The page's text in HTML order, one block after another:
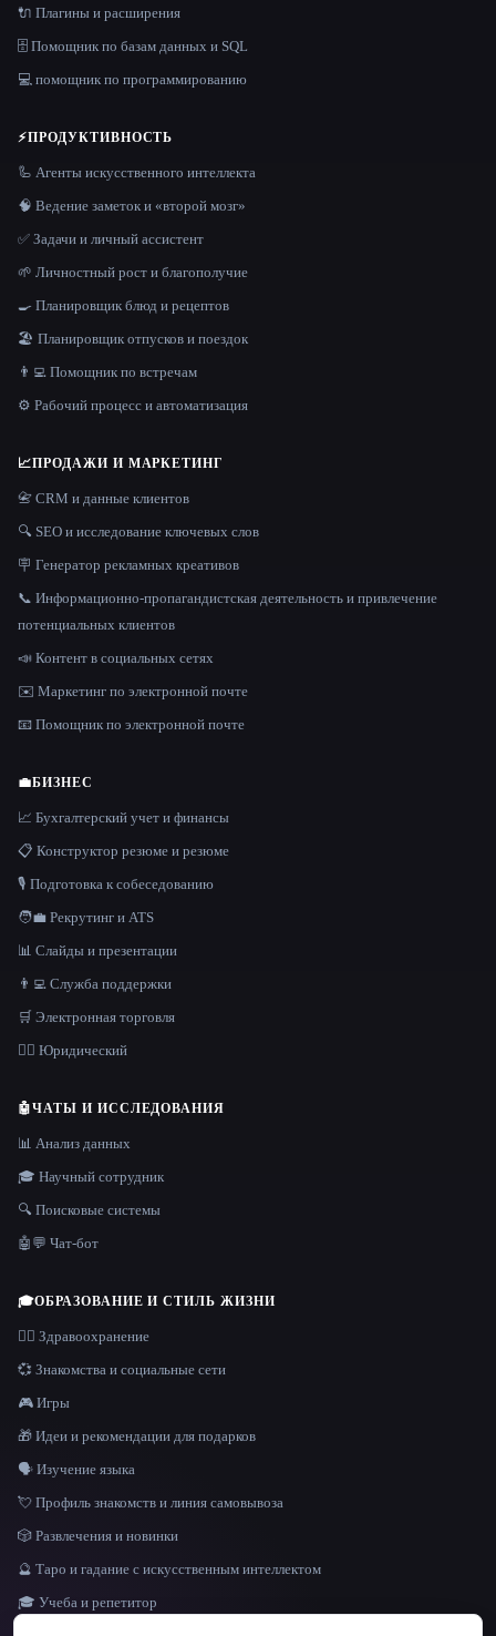
ЯЗЫК
🔌 Плагины и расширения
🗄️ Помощник по базам данных и SQL
💻 помощник по программированию
⚡ПРОДУКТИВНОСТЬ
🦾 Агенты искусственного интеллекта
🧠 Ведение заметок и «второй мозг»
✅ Задачи и личный ассистент
🌱 Личностный рост и благополучие
🍳 Планировщик блюд и рецептов
🏖 Планировщик отпусков и поездок
👨‍💻 Помощник по встречам
⚙️ Рабочий процесс и автоматизация
📈ПРОДАЖИ И МАРКЕТИНГ
📇 CRM и данные клиентов
🔍 SEO и исследование ключевых слов
🪧 Генератор рекламных креативов
📞 Информационно-пропагандистская деятельность и привлечение
потенциальных клиентов
📣 Контент в социальных сетях
✉️ Маркетинг по электронной почте
📧 Помощник по электронной почте
💼БИЗНЕС
📈 Бухгалтерский учет и финансы
📋 Конструктор резюме и резюме
🎙️ Подготовка к собеседованию
🧑‍💼 Рекрутинг и ATS
📊 Слайды и презентации
👨‍💻 Служба поддержки
🛒 Электронная торговля
👩‍⚖️ Юридический
🤖ЧАТЫ И ИССЛЕДОВАНИЯ
📊 Анализ данных
🎓 Научный сотрудник
🔍 Поисковые системы
🤖💬 Чат-бот
🎓ОБРАЗОВАНИЕ И СТИЛЬ ЖИЗНИ
👩‍⚕️ Здравоохранение
💞 Знакомства и социальные сети
🎮 Игры
🎁 Идеи и рекомендации для подарков
🗣️ Изучение языка
💘 Профиль знакомств и линия самовывоза
🎲 Развлечения и новинки
🔮 Таро и гадание с искусственным интеллектом
🎓 Учеба и репетитор